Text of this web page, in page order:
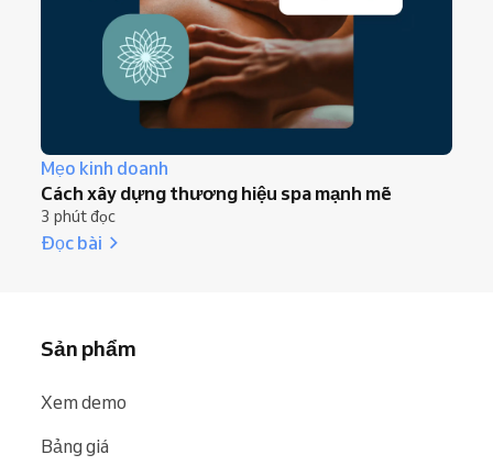
Mẹo kinh doanh
Cách xây dựng thương hiệu spa mạnh mẽ
3 phút đọc
Đọc bài
Sản phẩm
Xem demo
Bảng giá